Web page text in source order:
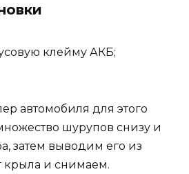
клейму АКБ;
автомобиля для этого
шурупов снизу и
затем выводим его из
крыла и снимаем.